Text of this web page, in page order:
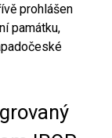
prohlášen
památku,